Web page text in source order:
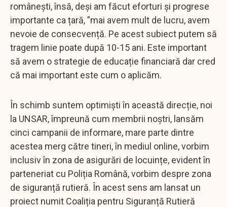
românești, însă, deși am făcut eforturi și progrese
importante ca țară, ”mai avem mult de lucru, avem
nevoie de consecvență. Pe acest subiect putem să
tragem linie poate după 10-15 ani. Este important
să avem o strategie de educație financiară dar cred
că mai important este cum o aplicăm.
În schimb suntem optimiști în această direcție, noi
la UNSAR, împreună cum membrii noștri, lansăm
cinci campanii de informare, mare parte dintre
acestea merg către tineri, în mediul online, vorbim
inclusiv în zona de asigurări de locuințe, evident în
parteneriat cu Poliția Română, vorbim despre zona
de siguranță rutieră. În acest sens am lansat un
proiect numit Coaliția pentru Siguranță Rutieră